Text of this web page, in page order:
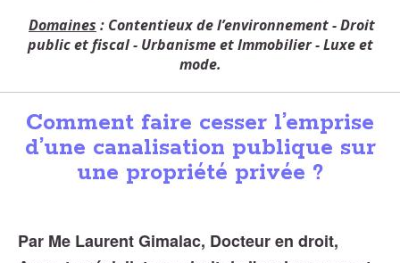
Domaines : Contentieux de l’environnement - Droit
public et fiscal - Urbanisme et Immobilier - Luxe et
mode.
Comment faire cesser l’emprise
d’une canalisation publique sur
une propriété privée ?
Par Me Laurent Gimalac, Docteur en droit,